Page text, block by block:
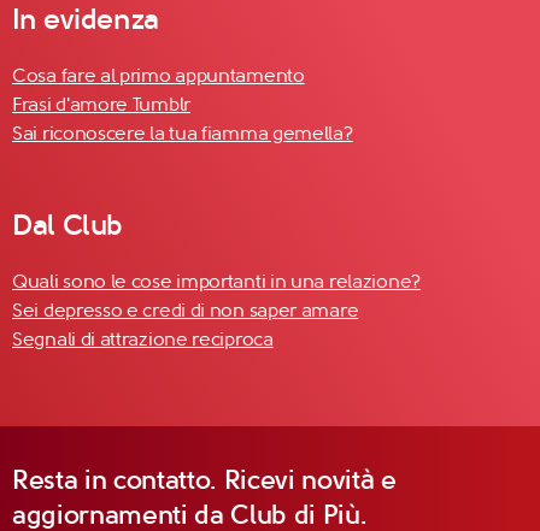
In evidenza
Cosa fare al primo appuntamento
Frasi d'amore Tumblr
Sai riconoscere la tua fiamma gemella?
Dal Club
Quali sono le cose importanti in una relazione?
Sei depresso e credi di non saper amare
Segnali di attrazione reciproca
Resta in contatto. Ricevi novità e
aggiornamenti da Club di Più.